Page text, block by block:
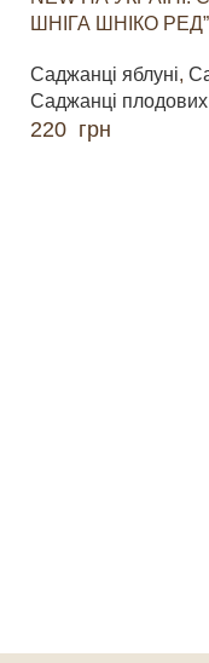
ШНІГА ШНІКО РЕД”
Саджанці яблуні,
Саджанці
220 грн